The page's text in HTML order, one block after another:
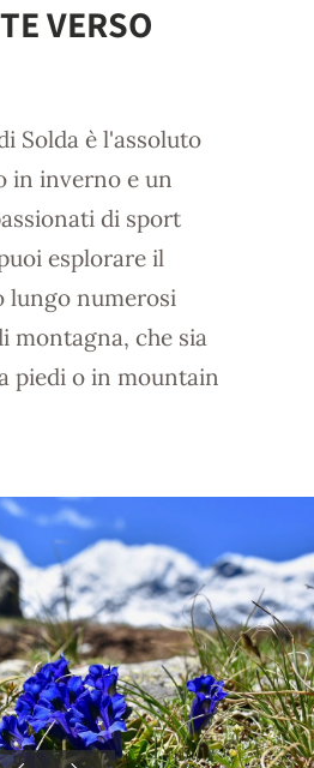
VERSO
Solda è l'assoluto
in inverno e un
di sport
esplorare il
lungo numerosi
montagna, che sia
piedi o in mountain